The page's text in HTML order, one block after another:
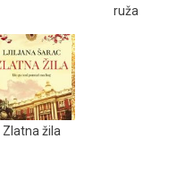
ruža
Zlatna žila